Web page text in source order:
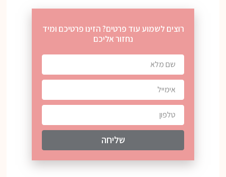
רוצים לשמוע עוד פרטים? הזינו פרטיכם ומיד
נחזור אליכם
שליחה